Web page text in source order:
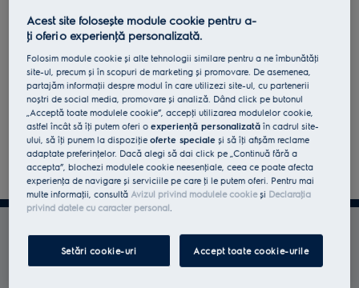
Profită la maxim de
Electrolux
Acest site folosește module cookie pentru a-
ţi oferi o experienţă personalizată.
Folosim module cookie și alte tehnologii similare pentru a ne îmbunătăţi
site-ul, precum și în scopuri de marketing și promovare. De asemenea,
partajăm informaţii despre modul în care utilizezi site-ul, cu partenerii
noștri de social media, promovare și analiză. Dând click pe butonul
„Acceptă toate modulele cookie”, accepţi utilizarea modulelor cookie,
astfel încât să îţi putem oferi oexperienţă personalizată în cadrul site-
ului, să îţi punem la dispoziţieoferte speciale și să îţi afișăm reclame
adaptate preferinţelor. Dacă alegi să dai click pe „Continuă fără a
accepta”, blochezi modulele cookie neesenţiale, ceea ce poate afecta
experienţa de navigare și serviciile pe care ţi le putem oferi. Pentru mai
multe informaţii, consultă Avizul privind modulele cookieși Declaraţia
privind datele cu caracter personal.
Setări cookie-uri Accept toate cookie-urile